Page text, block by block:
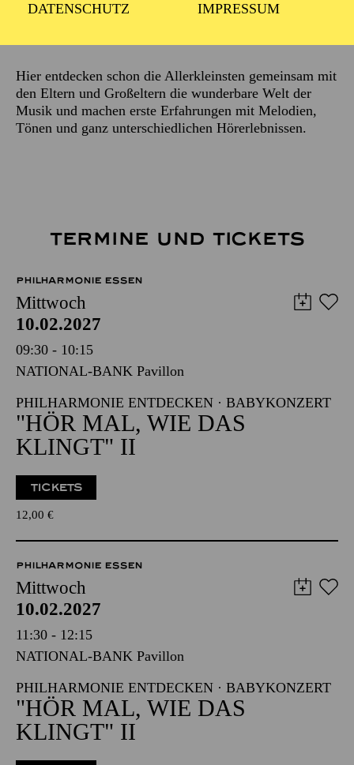
DATENSCHUTZ IMPRESSUM
Hier entdecken schon die Allerkleinsten gemeinsam mit
den Eltern und Großeltern die wunderbare Welt der
Musik und machen erste Erfahrungen mit Melodien,
Tönen und ganz unterschiedlichen Hörerlebnissen.
TERMINE UND TICKETS
PHILHARMONIE ESSEN
Mittwoch
10.02.2027
09:30 - 10:15
NATIONAL-BANK Pavillon
PHILHARMONIE ENTDECKEN · BABYKONZERT
"HÖR MAL, WIE DAS
KLINGT" II
TICKETS
12,00 €
PHILHARMONIE ESSEN
Mittwoch
10.02.2027
11:30 - 12:15
NATIONAL-BANK Pavillon
PHILHARMONIE ENTDECKEN · BABYKONZERT
"HÖR MAL, WIE DAS
KLINGT" II